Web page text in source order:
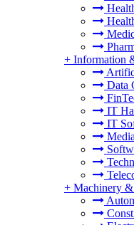
+ Information
Data
IT
IT
+ Machinery